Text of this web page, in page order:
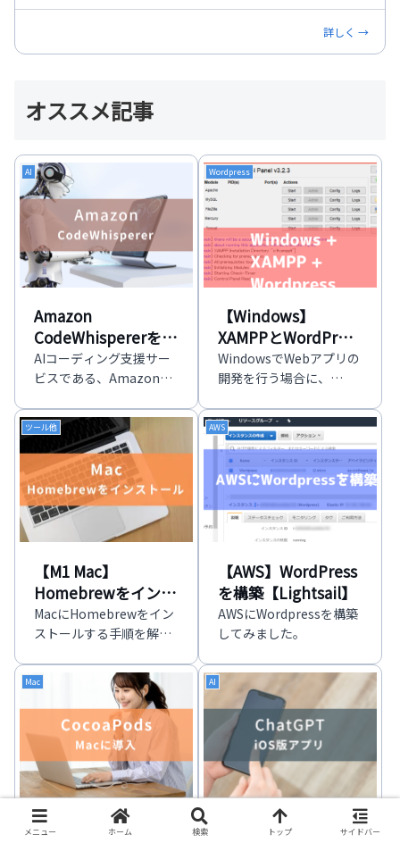
詳しく →
オススメ記事
AI
Amazon
CodeWhispererを試
してみた
AIコーディング支援サー
ビスである、Amazon
みました。
Wordpress
【Windows】
XAMPPとWordPress
のインストール
WindowsでWebアプリの
開発を行う場合に、
です。今回はさらに
WordPressをインストー
ルし構築してみます。
ツール他
【M1 Mac】
Homebrewをインス
トール
MacにHomebrewをイン
ストールする手順を解説
AWS
【AWS】WordPress
を構築【Lightsail】
AWSにWordpressを構築
してみました。
Mac
【Mac】CocoaPods
AI
【iPhone】iOS版
メニュー ホーム 検索 トップ サイドバー